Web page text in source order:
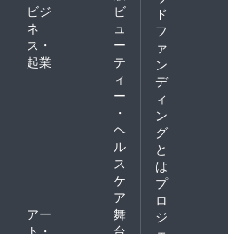
ビジ
ネ
ス・
起業
ビ
ュ
ー
テ
ィ
ー
・
ヘ
ル
ス
ケ
ア
アー
ト・
舞
台
ド
フ
ァ
ン
デ
ィ
ン
グ
と
は
プ
ロ
ジ